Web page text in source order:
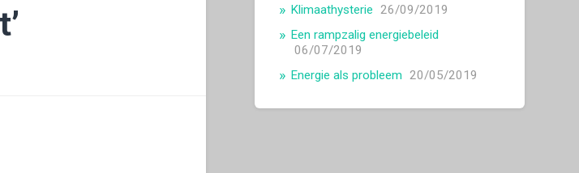
Klimaathysterie 26/09/2019
Een rampzalig energiebeleid
06/07/2019
Energie als probleem 20/05/2019